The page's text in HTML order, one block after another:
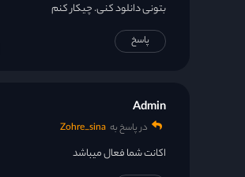
بتونی دانلود کنی. چیکار کنم
پاسخ
Admin
در پاسخ به Zohre_sina
اکانت شما فعال میباشد